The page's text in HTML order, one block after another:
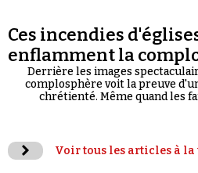
Ces incendies
enflamment la
Derrière les images
complosphère voit la preuve
chrétienté. Même quand les
Voir tous les articles à la